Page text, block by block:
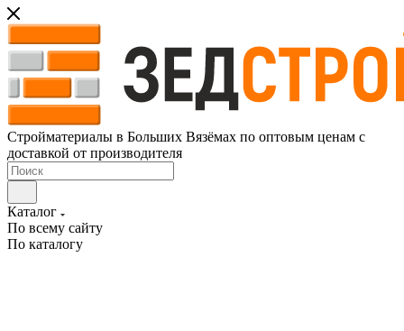
Стройматериалы в Больших Вязёмах по оптовым ценам с
доставкой от производителя
Каталог
По всему сайту
По каталогу